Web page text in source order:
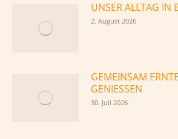
UNSER ALLTAG IN
2. August 2026
GEMEINSAM
GENIESSEN
30. Juli 2026